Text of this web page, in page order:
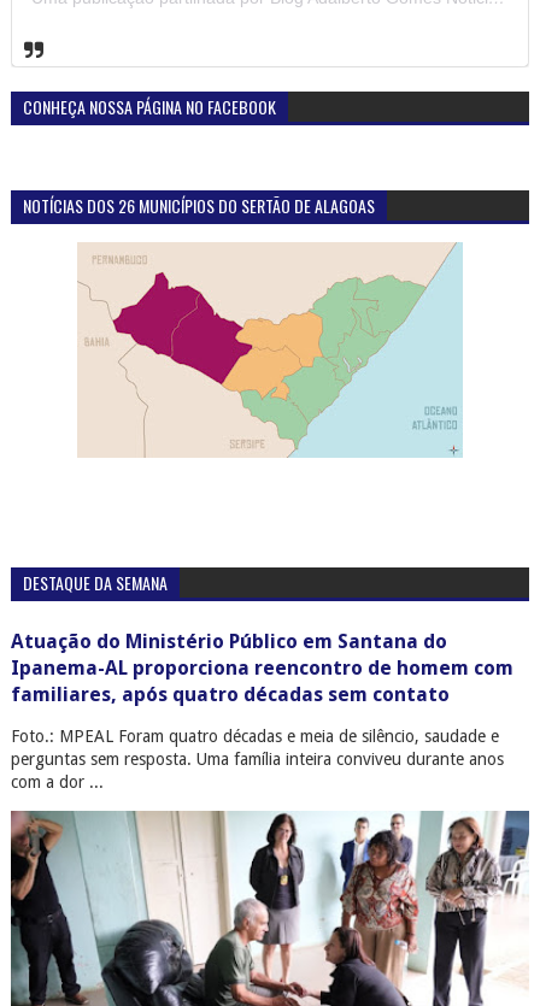
CONHEÇA NOSSA PÁGINA NO FACEBOOK
NOTÍCIAS DOS 26 MUNICÍPIOS DO SERTÃO DE ALAGOAS
DESTAQUE DA SEMANA
Atuação do Ministério Público em Santana do
Ipanema-AL proporciona reencontro de homem com
familiares, após quatro décadas sem contato
Foto.: MPEAL Foram quatro décadas e meia de silêncio, saudade e
perguntas sem resposta. Uma família inteira conviveu durante anos
com a dor ...